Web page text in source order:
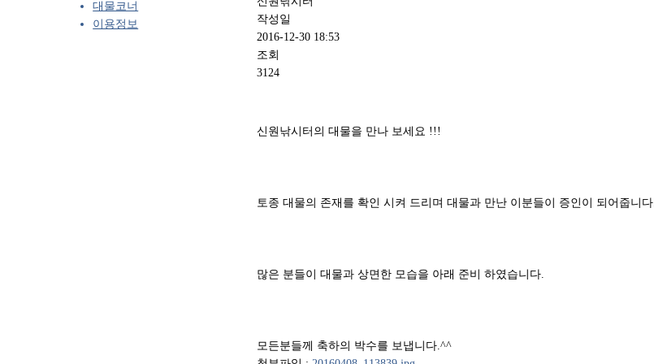
작성일
2016-12-30 18:53
조회
3124
신원낚시터의 대물을 만나 보세요 !!!
토종 대물의 존재를 확인 시켜 드리며 대물과 만난 이분들이 증인이 되어줍니다.
많은 분들이 대물과 상면한 모습을 아래 준비 하였습니다.
모든분들께 축하의 박수를 보냅니다.^^
대물코너
이용정보